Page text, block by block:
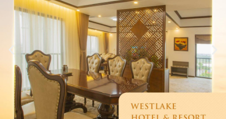
Tọa lạc tại vị trí lý tưởng ngay trung tâm thành phố
Vĩnh Yên, Vĩnh Phúc, Vĩnh Phúc, Westlake Hotel &
Resort tự hào sở hữu tầm nhìn tuyệt đẹp ôm trọn hồ
Đầm Vạc yên bình và lãng mạn.